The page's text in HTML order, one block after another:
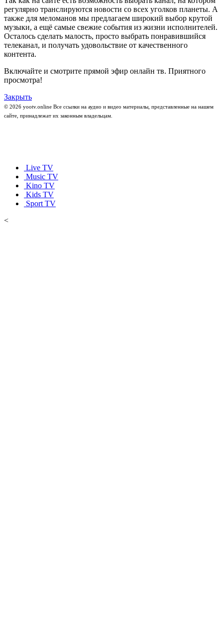
регулярно транслируются новости со всех уголков планеты. А
также для меломанов мы предлагаем широкий выбор крутой
музыки, а ещё самые свежие события из жизни исполнителей.
Осталось сделать малость, просто выбрать понравившийся
телеканал, и получать удовольствие от качественного
контента.
Включайте и смотрите прямой эфир онлайн тв. Приятного
просмотра!
Закрыть
© 2026 yootv.online Все ссылки на аудио и видео материалы, представленные на нашем
сайте, принадлежат их законным владельцам.
Live TV
Music TV
Kino TV
Kids TV
Sport TV
<